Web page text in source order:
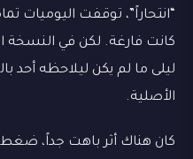
“انتحاراً”، توقفت اليوميات
كانت فارغة. لكن في النسخة
ليلى ما لم يكن ليلاحظه أحد
الأصلية.
كان هناك أثر باهت جداً،